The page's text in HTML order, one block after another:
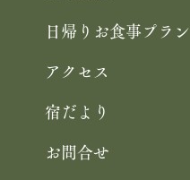
日帰りお食事プラン
アクセス
宿だより
お問合せ